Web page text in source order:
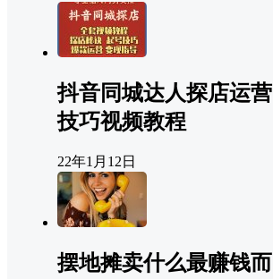
抖音同城达人探店运营
技巧视频教程
22年1月12日
摆地摊卖什么最赚钱而